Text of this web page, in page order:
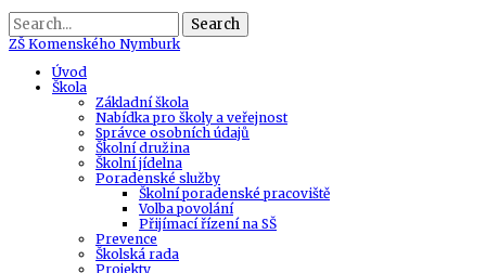
Search
ZŠ Komenského Nymburk
Úvod
Škola
Základní škola
Nabídka pro školy a veřejnost
Správce osobních údajů
Školní družina
Školní jídelna
Poradenské služby
Školní poradenské pracoviště
Volba povolání
Přijímací řízení na SŠ
Prevence
Školská rada
Projekty